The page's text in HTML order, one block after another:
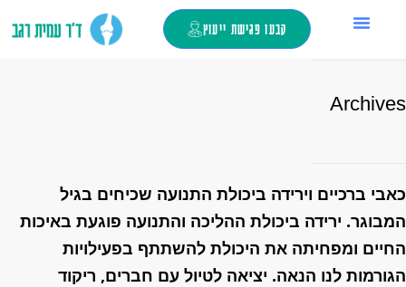
קבעו פגישת ייעוץ
Archives
כאבי ברכיים וירידה ביכולת התנועה שכיחים בגיל
המבוגר. ירידה ביכולת ההליכה והתנועה פוגעת באיכות
החיים ומפחיתה את היכולת להשתתף בפעילויות
הגורמות לנו הנאה. יציאה לטיול עם חברים, ריקוד